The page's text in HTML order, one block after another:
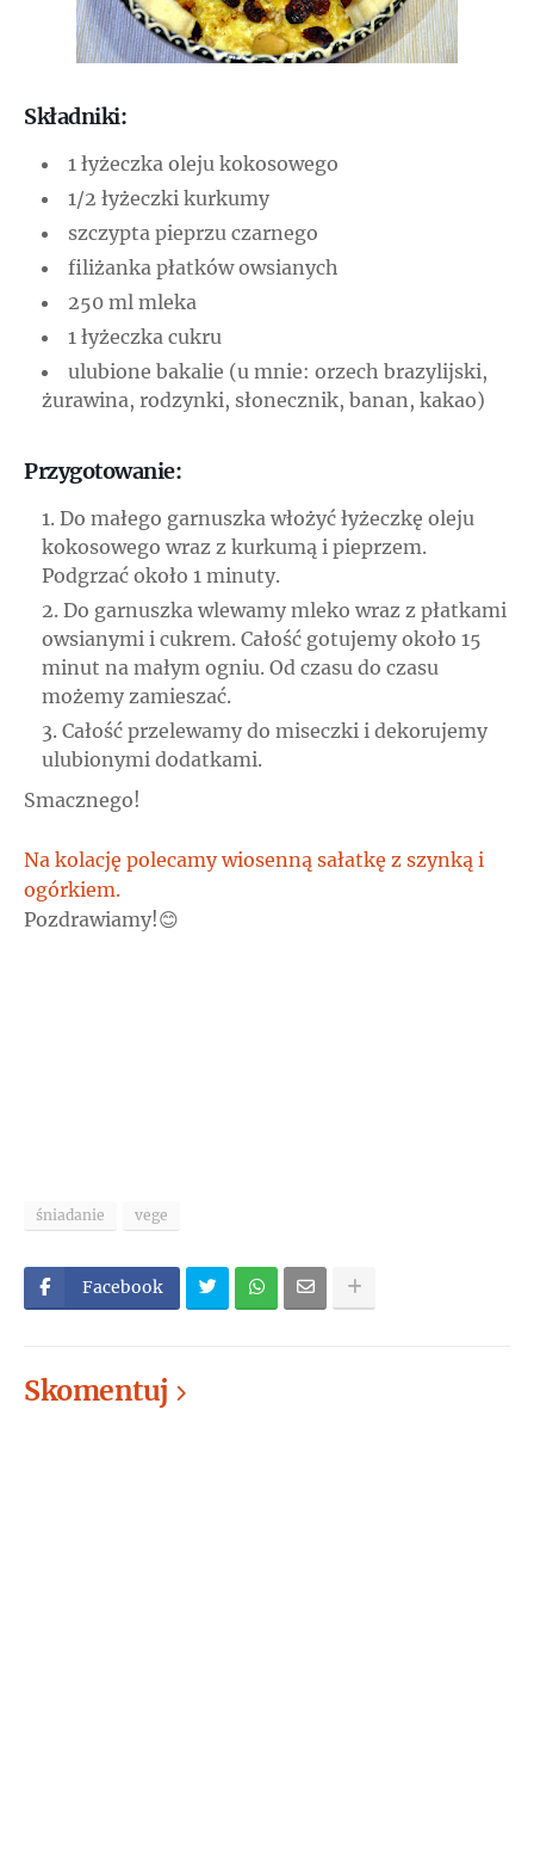
Składniki:
1 łyżeczka oleju kokosowego
1/2 łyżeczki kurkumy
szczypta pieprzu czarnego
filiżanka płatków owsianych
250 ml mleka
1 łyżeczka cukru
ulubione bakalie (u mnie: orzech brazylijski,
żurawina, rodzynki, słonecznik, banan, kakao)
Przygotowanie:
Do małego garnuszka włożyć łyżeczkę oleju
kokosowego wraz z kurkumą i pieprzem.
Podgrzać około 1 minuty.
Do garnuszka wlewamy mleko wraz z płatkami
owsianymi i cukrem. Całość gotujemy około 15
minut na małym ogniu. Od czasu do czasu
możemy zamieszać.
Całość przelewamy do miseczki i dekorujemy
ulubionymi dodatkami.
Smacznego!
Na kolację polecamy wiosenną sałatkę z szynką i
ogórkiem.
Pozdrawiamy!😊
śniadanie vege
Facebook
Skomentuj